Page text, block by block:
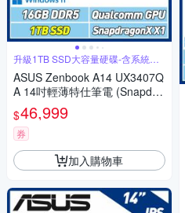
升級1TB SSD大容量硬碟-含系統轉
移
ASUS Zenbook A14 UX3407Q
A 14吋輕薄特仕筆電 (Snapdra
gon X X1 26 100/16GB/1TB S
SD/沙暮金)
$46,999
券
加入購物車